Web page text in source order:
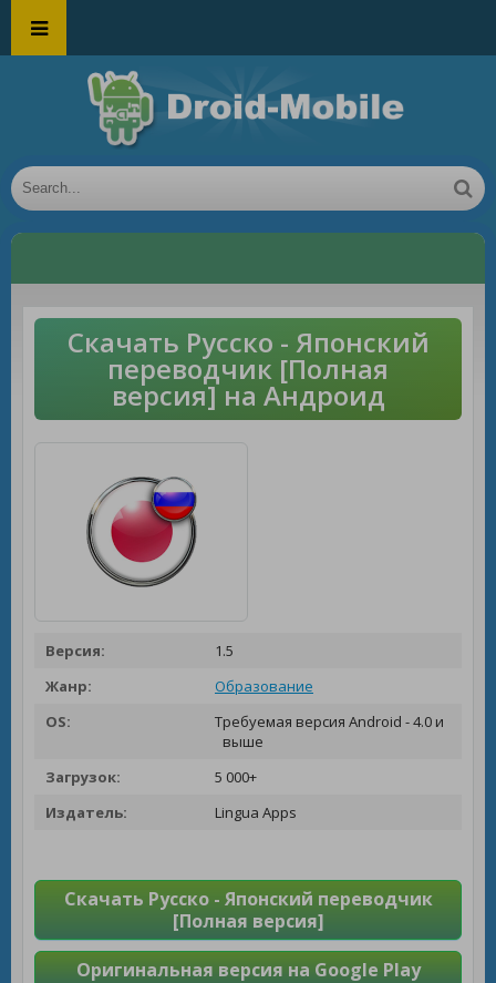
Скачать Русско - Японский
переводчик [Полная
версия] на Андроид
Версия:
1.5
Жанр:
Образование
OS:
Требуемая версия Android - 4.0 и
выше
Загрузок:
5 000+
Издатель:
Lingua Apps
Скачать Русско - Японский переводчик
[Полная версия]
Оригинальная версия на Google Play